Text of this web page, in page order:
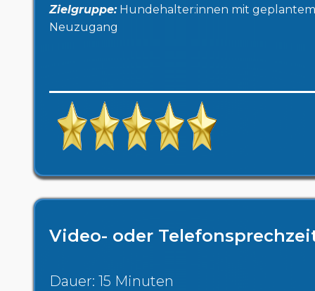
Zielgruppe:Hundehalter:innen mit geplantem
Neuzugang
Video- oder
Dauer: 15 Minuten